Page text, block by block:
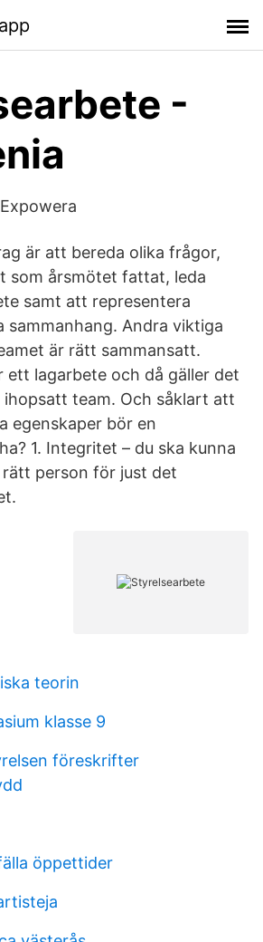
-
är att bereda olika frågor,
som årsmötet fattat, leda
samt att representera
sammanhang. Andra viktiga
är rätt sammansatt.
ett lagarbete och då gäller det
team. Och såklart att
egenskaper bör en
1. Integritet – du ska kunna
person för just det
teorin
klasse 9
föreskrifter
öppettider